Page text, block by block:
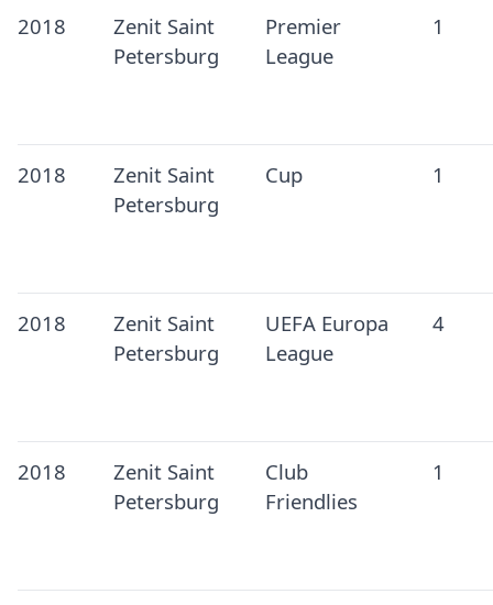
2018
Zenit Saint
Petersburg
Premier
League
1
2018
Zenit Saint
Petersburg
Cup 1
2018
Zenit Saint
Petersburg
UEFA Europa
League
4
2018
Zenit Saint
Petersburg
Club
Friendlies
1